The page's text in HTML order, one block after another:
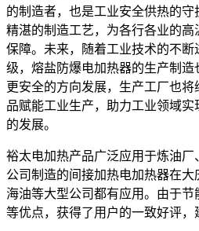
的制造者，也是工业安全供热的守
精湛的制造工艺，为各行各业的
保障。未来，随着工业技术的不
级，熔盐防爆电加热器的生产制造
更安全的方向发展，生产工厂也
品赋能工业生产，助力工业领域
的发展。
裕太电加热产品广泛应用于炼油
公司制造的间接加热电加热器在
海油等大型公司都有应用。由于
等优点，获得了用户的一致好评，